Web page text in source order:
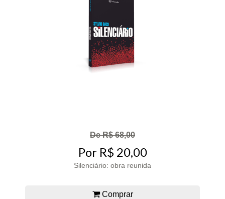
De R$ 68,00
Por R$ 20,00
Silenciário: obra reunida
Comprar